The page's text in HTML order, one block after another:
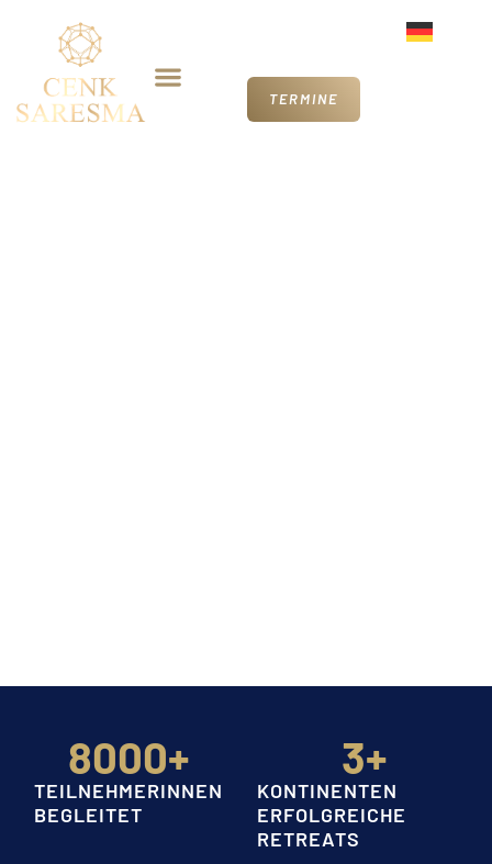
TERMINE
TEILNEHMERINNEN
BEGLEITET
8000+
KONTINENTEN
ERFOLGREICHE
RETREATS
3+